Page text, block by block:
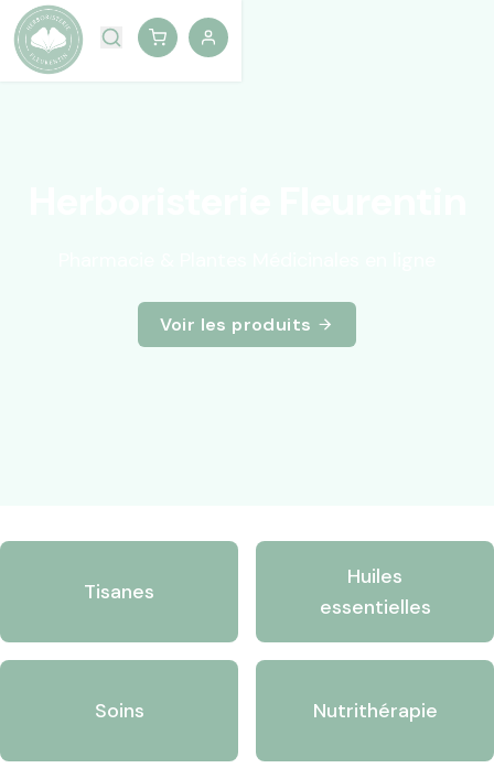
Voir les produits
Tisanes
Huiles
essentielles
Soins Nutrithérapie